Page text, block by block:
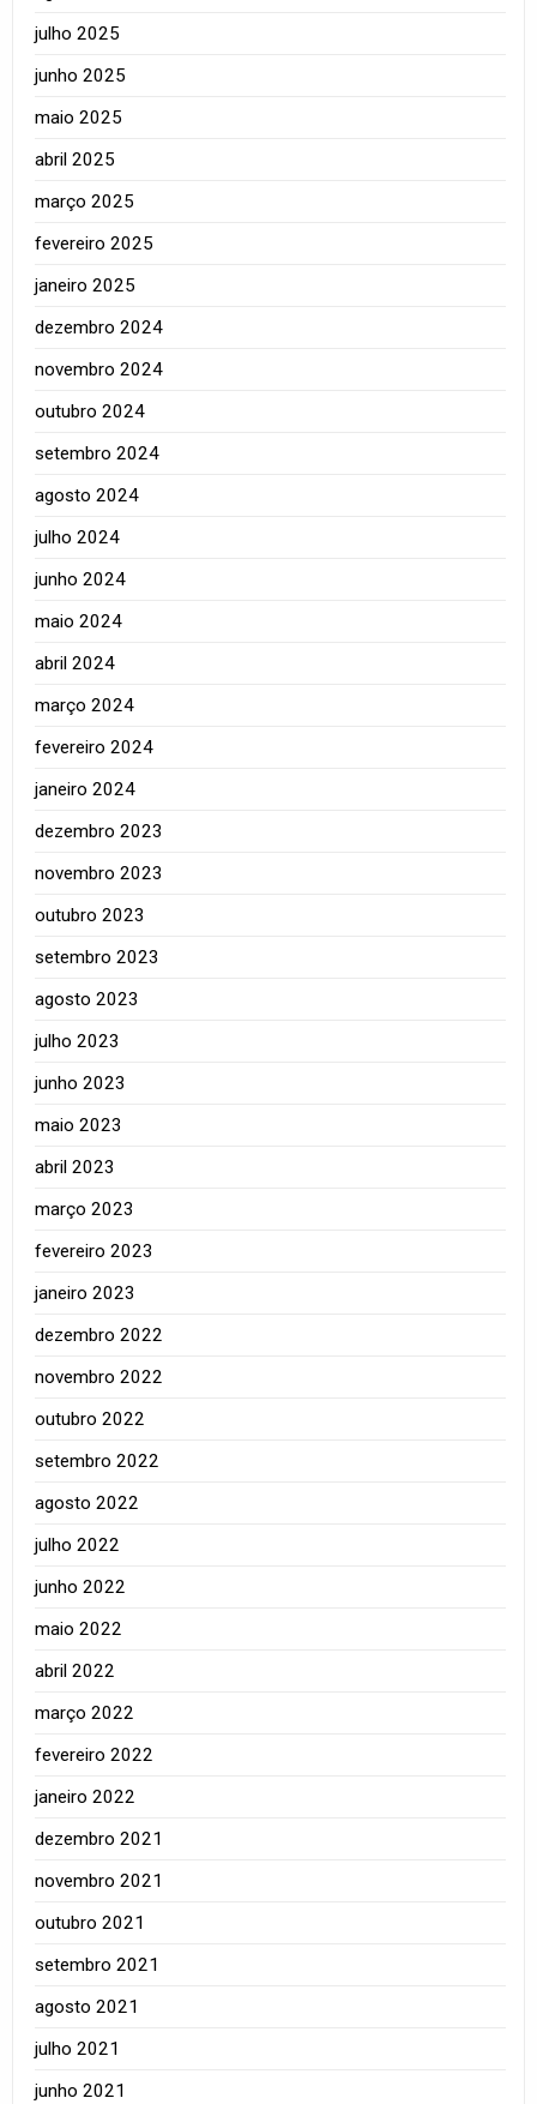
julho 2025
junho 2025
maio 2025
abril 2025
março 2025
fevereiro 2025
janeiro 2025
dezembro 2024
novembro 2024
outubro 2024
setembro 2024
agosto 2024
julho 2024
junho 2024
maio 2024
abril 2024
março 2024
fevereiro 2024
janeiro 2024
dezembro 2023
novembro 2023
outubro 2023
setembro 2023
agosto 2023
julho 2023
junho 2023
maio 2023
abril 2023
março 2023
fevereiro 2023
janeiro 2023
dezembro 2022
novembro 2022
outubro 2022
setembro 2022
agosto 2022
julho 2022
junho 2022
maio 2022
abril 2022
março 2022
fevereiro 2022
janeiro 2022
dezembro 2021
novembro 2021
outubro 2021
setembro 2021
agosto 2021
julho 2021
junho 2021